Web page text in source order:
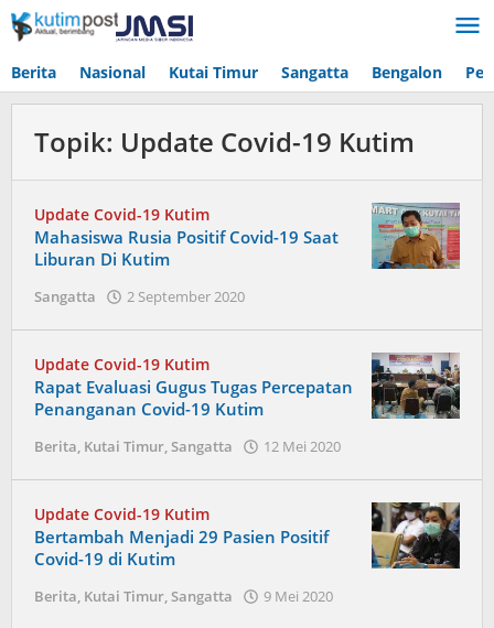
Lewati
ke
Berita Nasional Kutai Timur Sangatta Bengalon
Topik: Update Covid-19 Kutim
Update Covid-19 Kutim
Mahasiswa Rusia Positif Covid-19 Saat
Liburan Di Kutim
Sangatta 2 September 2020
Update Covid-19 Kutim
Rapat Evaluasi Gugus Tugas Percepatan
Penanganan Covid-19 Kutim
Berita, Kutai Timur,Sangatta 12 Mei 2020
Update Covid-19 Kutim
Bertambah Menjadi 29 Pasien Positif
Covid-19 di Kutim
Berita, Kutai Timur,Sangatta 9 Mei 2020